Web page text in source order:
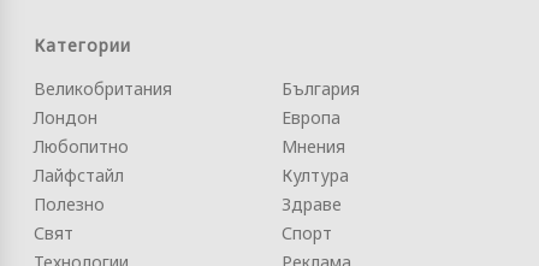
Категории
Великобритания
Лондон
Любопитно
Лайфстайл
Полезно
Свят
Технологии
България
Европа
Мнения
Култура
Здраве
Спорт
Реклама